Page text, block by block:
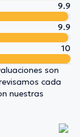
9.9
9.9
10
son
cada
nuestras